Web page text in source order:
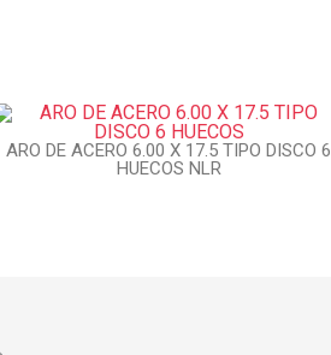
ARO DE ACERO 6.00 X 17.5 TIPO DISCO 6
HUECOS NLR